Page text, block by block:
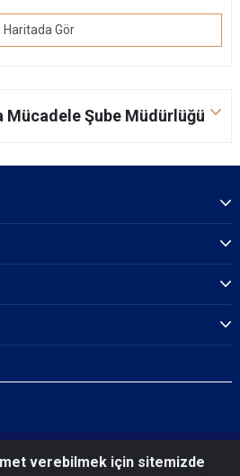
Haritada Gör
Mücadele Şube Müdürlüğü
Müdürlüğü
verebilmek için sitemizde